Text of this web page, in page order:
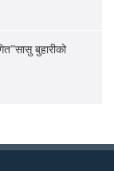
बुहारीको